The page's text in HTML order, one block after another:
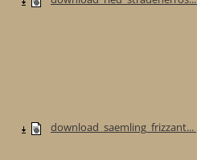
download_saemling_frizzant...